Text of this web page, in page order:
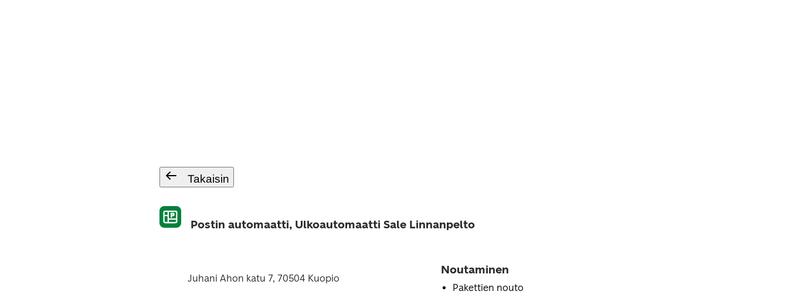
Takaisin
Postin automaatti, Ulkoautomaatti Sale Linnanpelto
Juhani Ahon katu 7, 70504 Kuopio
Noutaminen
Pakettien nouto